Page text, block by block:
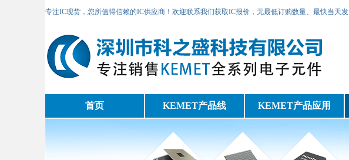
专注IC现货，您所值得信赖的IC供应商！欢迎联系我们获取IC报价，无最低订购数量、最快当天发
首页 KEMET产品线 KEMET产品应用